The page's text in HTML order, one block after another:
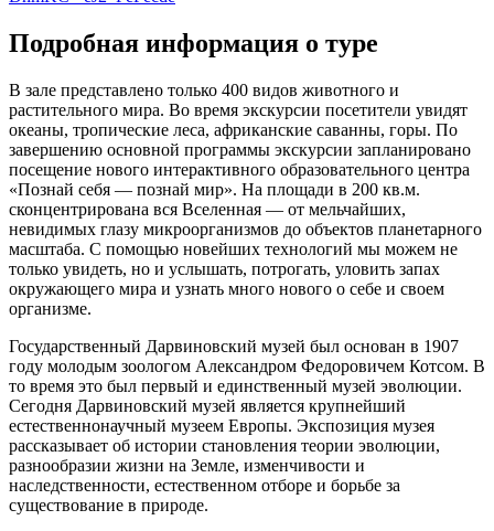
Подробная информация о туре
В зале представлено только 400 видов животного и
растительного мира. Во время экскурсии посетители увидят
океаны, тропические леса, африканские саванны, горы. По
завершению основной программы экскурсии запланировано
посещение нового интерактивного образовательного центра
«Познай себя — познай мир». На площади в 200 кв.м.
сконцентрирована вся Вселенная — от мельчайших,
невидимых глазу микроорганизмов до объектов планетарного
масштаба. С помощью новейших технологий мы можем не
только увидеть, но и услышать, потрогать, уловить запах
окружающего мира и узнать много нового о себе и своем
организме.
Государственный Дарвиновский музей был основан в 1907
году молодым зоологом Александром Федоровичем Котсом. В
то время это был первый и единственный музей эволюции.
Сегодня Дарвиновский музей является крупнейший
естественнонаучный музеем Европы. Экспозиция музея
рассказывает об истории становления теории эволюции,
разнообразии жизни на Земле, изменчивости и
наследственности, естественном отборе и борьбе за
существование в природе.